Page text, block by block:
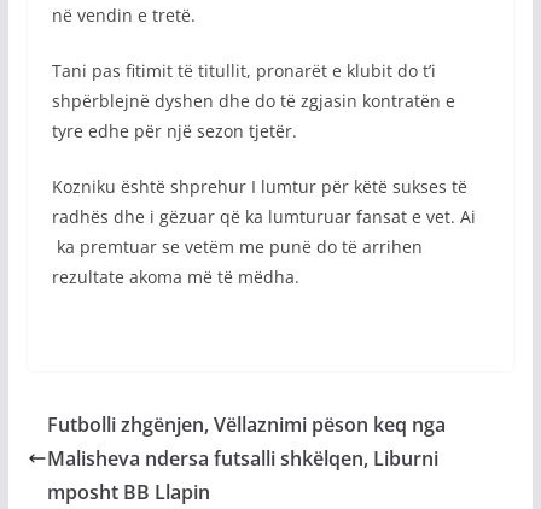
në vendin e tretë.
Tani pas fitimit të titullit, pronarët e klubit do t’i
shpërblejnë dyshen dhe do të zgjasin kontratën e
tyre edhe për një sezon tjetër.
Kozniku është shprehur I lumtur për këtë sukses të
radhës dhe i gëzuar që ka lumturuar fansat e vet. Ai
ka premtuar se vetëm me punë do të arrihen
rezultate akoma më të mëdha.
Futbolli zhgënjen, Vëllaznimi pëson keq nga
Malisheva ndersa futsalli shkëlqen, Liburni
mposht BB Llapin